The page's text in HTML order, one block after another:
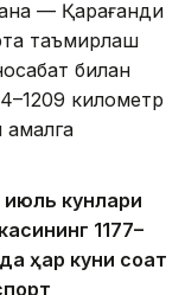
— Қарағанди
таъмирлаш
билан
километр
кунлари
1177–
ҳар куни соат